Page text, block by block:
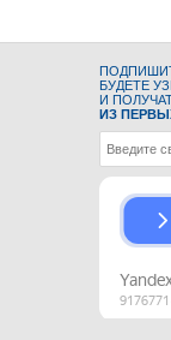
БУДЕТЕ
И
ИЗ